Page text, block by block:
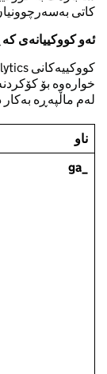
کاتی
ئەو کووکییانەی
خوارەوە بۆ
لەم ماڵپەڕە بەکار
ناو